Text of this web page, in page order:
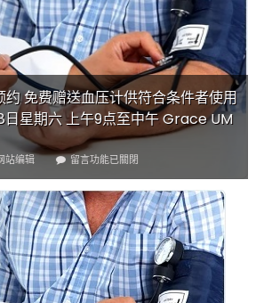
励(Li Statler)与钢琴家Darek演绎一场古筝
约 免费赠送血压计供符合条件者使用
日星期六 上午9点至中午 Grace UM
站编辑
在
费
健
康
检
查
无
需
留言功能已關閉